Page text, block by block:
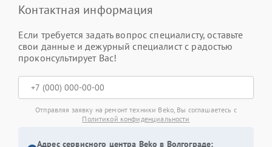
Контактная информация
Если требуется задать вопрос специалисту, оставьте
свои данные и дежурный специалист с радостью
проконсультирует Вас!
Отправляя заявку на ремонт техники Beko, Вы соглашаетесь с
Политикой конфиденциальности
Адрес сервисного центра Beko в Волгограде: